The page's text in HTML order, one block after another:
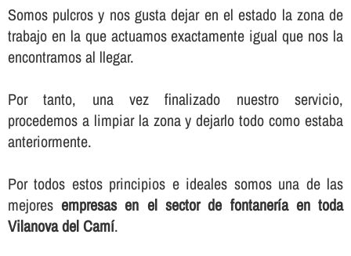
Somos pulcros y nos gusta dejar en el estado la zona de
trabajo en la que actuamos exactamente igual que nos la
encontramos al llegar.
Por tanto, una vez finalizado nuestro servicio,
procedemos a limpiar la zona y dejarlo todo como estaba
anteriormente.
Por todos estos principios e ideales somos una de las
mejoresempresas en el sector de fontanerí­a en toda
Vilanova del Camí.